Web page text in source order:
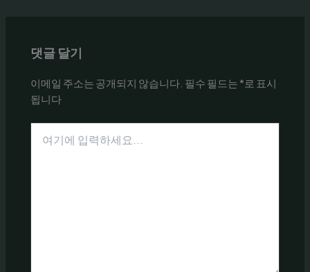
댓글 달기
이메일 주소는 공개되지 않습니다. 필수 필드는 *로 표시
됩니다